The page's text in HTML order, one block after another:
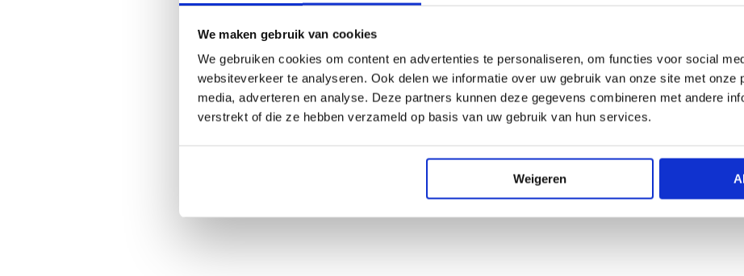
We maken gebruik van cookies
We gebruiken cookies om content en advertenties te personaliseren, om functies voor social
websiteverkeer te analyseren. Ook delen we informatie over uw gebruik van onze site met onze
media, adverteren en analyse. Deze partners kunnen deze gegevens combineren met andere
verstrekt of die ze hebben verzameld op basis van uw gebruik van hun services.
Weigeren